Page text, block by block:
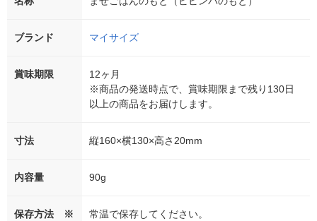
ブランド マイサイズ
賞味期限
12ヶ月
※商品の発送時点で、賞味期限まで残り130日
以上の商品をお届けします。
寸法 縦160×横130×高さ20mm
内容量 90g
保存方法 ※
常温で保存してください。